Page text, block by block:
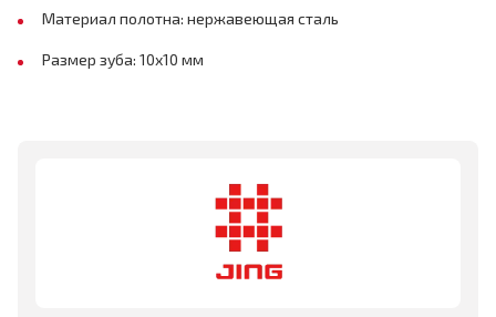
Материал полотна: нержавеющая сталь
Размер зуба: 10х10 мм